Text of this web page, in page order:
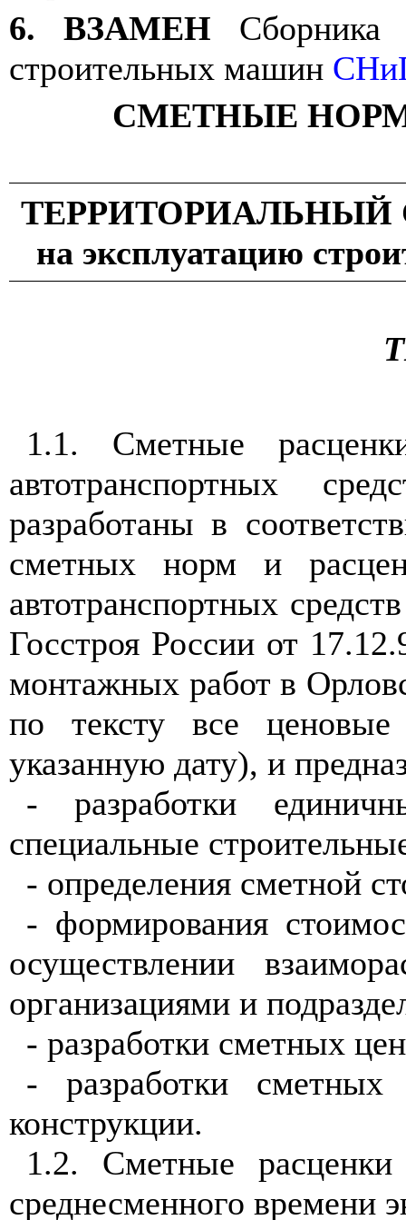
6.
ВЗАМЕН
строительных машин
СМЕТНЫЕ
на эксплуатацию
1.1. Сметные
автотранспортных
разработаны в
сметных норм и
автотранспортных
Госстроя России от
монтажных работ в
по тексту все ценовые
указанную дату), и
- разработки
специальные
- определения сметной
- формирования
осуществлении
организациями и
- разработки сметных
- разработки
конструкции.
1.2. Сметные
среднесменного времени